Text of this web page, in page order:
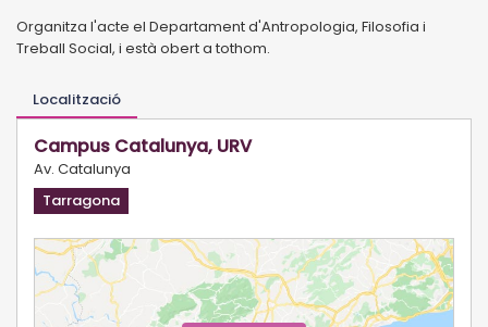
Organitza l'acte el Departament d'Antropologia, Filosofia i
Treball Social, i està obert a tothom.
Localització
Campus Catalunya, URV
Av. Catalunya
Tarragona